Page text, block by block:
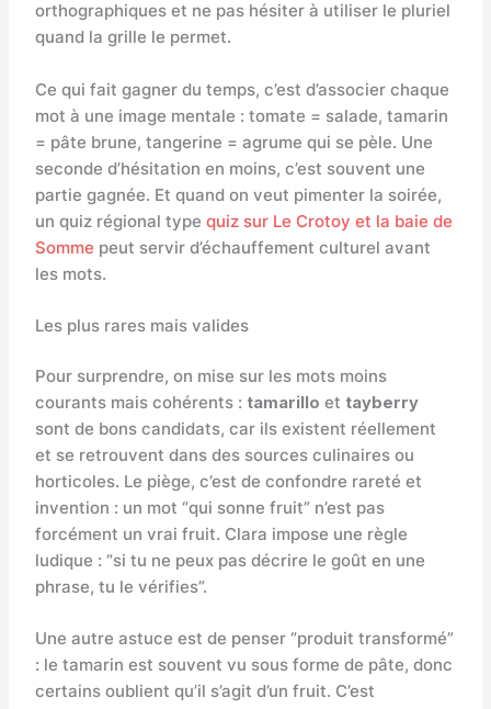
orthographiques et ne pas hésiter à utiliser le pluriel
quand la grille le permet.
Ce qui fait gagner du temps, c’est d’associer chaque
mot à une image mentale : tomate = salade, tamarin
= pâte brune, tangerine = agrume qui se pèle. Une
seconde d’hésitation en moins, c’est souvent une
partie gagnée. Et quand on veut pimenter la soirée,
un quiz régional type quiz sur Le Crotoy et la baie de
Somme peut servir d’échauffement culturel avant
les mots.
Les plus rares mais valides
Pour surprendre, on mise sur les mots moins
courants mais cohérents : tamarillo et tayberry
sont de bons candidats, car ils existent réellement
et se retrouvent dans des sources culinaires ou
horticoles. Le piège, c’est de confondre rareté et
invention : un mot “qui sonne fruit” n’est pas
forcément un vrai fruit. Clara impose une règle
ludique : “si tu ne peux pas décrire le goût en une
phrase, tu le vérifies”.
Une autre astuce est de penser “produit transformé”
: le tamarin est souvent vu sous forme de pâte, donc
certains oublient qu’il s’agit d’un fruit. C’est